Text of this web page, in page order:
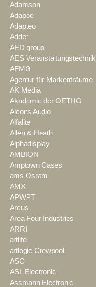
Adamson
Adapoe
Adapteo
Adder
AED group
AES Veranstaltungstechnik
AFMG
Agentur für Markenträume
AK Media
Akademie der OETHG
Alcons Audio
Alfalite
Allen & Heath
Alphadisplay
AMBION
Amptown Cases
ams Osram
AMX
APWPT
Arcus
Area Four Industries
ARRI
artlife
artlogic Crewpool
ASC
ASL Electronic
Assmann Electronic